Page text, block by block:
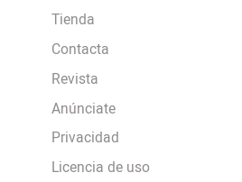
Tienda
Contacta
Revista
Anúnciate
Privacidad
Licencia de uso